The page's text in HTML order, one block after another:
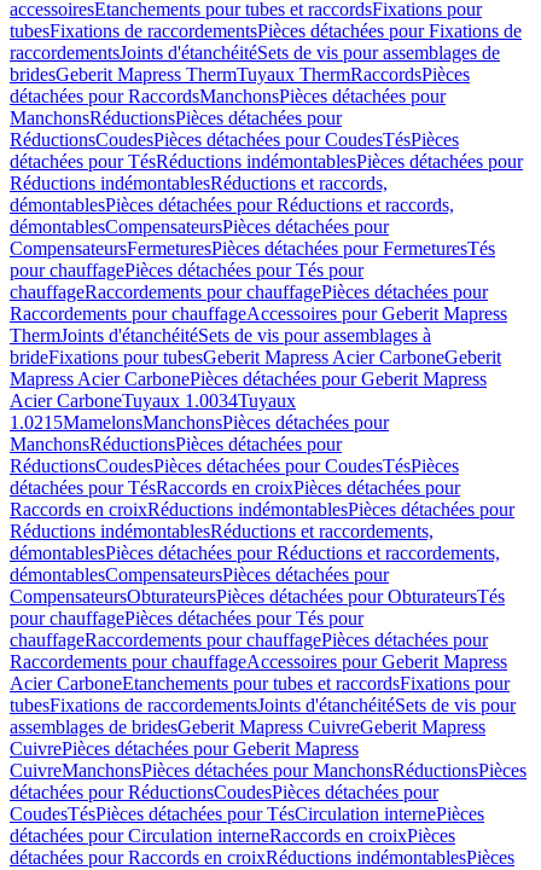
accessoiresEtanchements pour tubes et raccordsFixations pour
tubesFixations de raccordementsPièces détachées pour Fixations de
raccordementsJoints d'étanchéitéSets de vis pour assemblages de
bridesGeberit Mapress ThermTuyaux ThermRaccordsPièces
détachées pour RaccordsManchonsPièces détachées pour
ManchonsRéductionsPièces détachées pour
RéductionsCoudesPièces détachées pour CoudesTésPièces
détachées pour TésRéductions indémontablesPièces détachées pour
Réductions indémontablesRéductions et raccords,
démontablesPièces détachées pour Réductions et raccords,
démontablesCompensateursPièces détachées pour
CompensateursFermeturesPièces détachées pour FermeturesTés
pour chauffagePièces détachées pour Tés pour
chauffageRaccordements pour chauffagePièces détachées pour
Raccordements pour chauffageAccessoires pour Geberit Mapress
ThermJoints d'étanchéitéSets de vis pour assemblages à
brideFixations pour tubesGeberit Mapress Acier CarboneGeberit
Mapress Acier CarbonePièces détachées pour Geberit Mapress
Acier CarboneTuyaux 1.0034Tuyaux
1.0215MamelonsManchonsPièces détachées pour
ManchonsRéductionsPièces détachées pour
RéductionsCoudesPièces détachées pour CoudesTésPièces
détachées pour TésRaccords en croixPièces détachées pour
Raccords en croixRéductions indémontablesPièces détachées pour
Réductions indémontablesRéductions et raccordements,
démontablesPièces détachées pour Réductions et raccordements,
démontablesCompensateursPièces détachées pour
CompensateursObturateursPièces détachées pour ObturateursTés
pour chauffagePièces détachées pour Tés pour
chauffageRaccordements pour chauffagePièces détachées pour
Raccordements pour chauffageAccessoires pour Geberit Mapress
Acier CarboneEtanchements pour tubes et raccordsFixations pour
tubesFixations de raccordementsJoints d'étanchéitéSets de vis pour
assemblages de bridesGeberit Mapress CuivreGeberit Mapress
CuivrePièces détachées pour Geberit Mapress
CuivreManchonsPièces détachées pour ManchonsRéductionsPièces
détachées pour RéductionsCoudesPièces détachées pour
CoudesTésPièces détachées pour TésCirculation internePièces
détachées pour Circulation interneRaccords en croixPièces
détachées pour Raccords en croixRéductions indémontablesPièces